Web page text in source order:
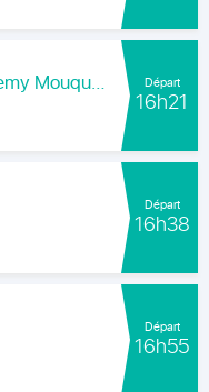
Prix A+ Glass Rouxmesnil (Prix Remy Mouquet) Départ
16h21
Départ
16h38
Départ
16h55